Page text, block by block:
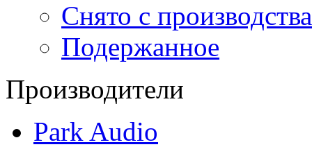
Снято с производства
Подержанное
Производители
Park Audio